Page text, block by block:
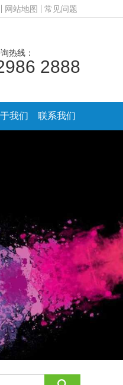
网站地图 常见问题
热线：
2888
我们 联系我们